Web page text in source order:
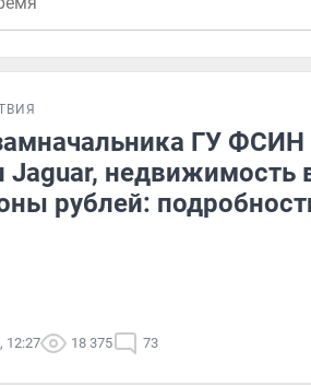
ГУ ФСИН
Jaguar, недвижимость
рублей:
12:27 18 375 73